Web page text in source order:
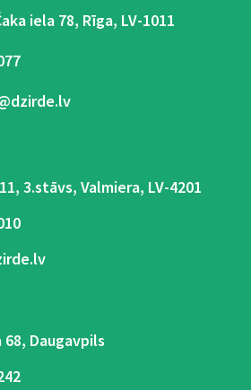
iela 78, Rīga, LV-1011
3.stāvs, Valmiera, LV-4201
Daugavpils